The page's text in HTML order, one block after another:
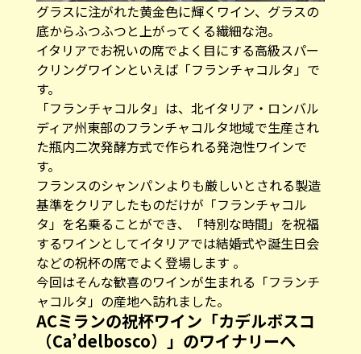
グラスに注がれた黄金色に輝くワイン、グラスの
底からふつふつと上がってくる繊細な泡。
イタリアでお祝いの席でよく目にする高級スパー
クリングワインといえば「フランチャコルタ」で
す。
「フランチャコルタ」は、北イタリア・ロンバル
ディア州東部のフランチャコルタ地域で生産され
た瓶内二次発酵方式で作られる発泡性ワインで
す。
フランスのシャンパンよりも厳しいとされる製造
基準をクリアしたものだけが「フランチャコル
タ」を名乗ることができ、「特別な時間」を祝福
するワインとしてイタリアでは結婚式や誕生日会
などの祝杯の席でよく登場します 。
今回はそんな歓喜のワインが生まれる「フランチ
ャコルタ」の産地へ訪れました。
ACミランの祝杯ワイン「カデルボスコ
（Ca’delbosco）」のワイナリーへ